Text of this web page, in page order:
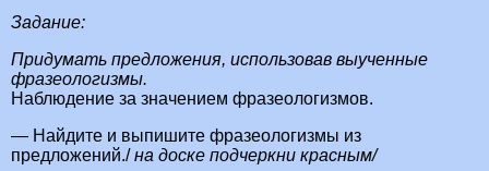
Задание:
Придумать предложения, использовав выученные
фразеологизмы.
Наблюдение за значением фразеологизмов.
— Найдите и выпишите фразеологизмы из
предложений./на доске подчеркни красным/